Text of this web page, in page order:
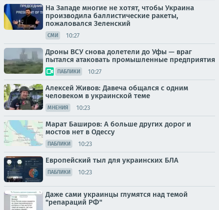
На Западе многие не хотят, чтобы Украина
производила баллистические ракеты,
пожаловался Зеленский
СМИ 10:27
Дроны ВСУ снова долетели до Уфы — враг
пытался атаковать промышленные предприятия
ПАБЛИКИ 10:27
Алексей Живов: Давеча общался с одним
человеком в украинской теме
МНЕНИЯ 10:23
Марат Баширов: А больше других дорог и
мостов нет в Одессу
ПАБЛИКИ 10:23
Европейский тыл для украинских БЛА
ПАБЛИКИ 10:23
Даже сами украинцы глумятся над темой
"репараций РФ"